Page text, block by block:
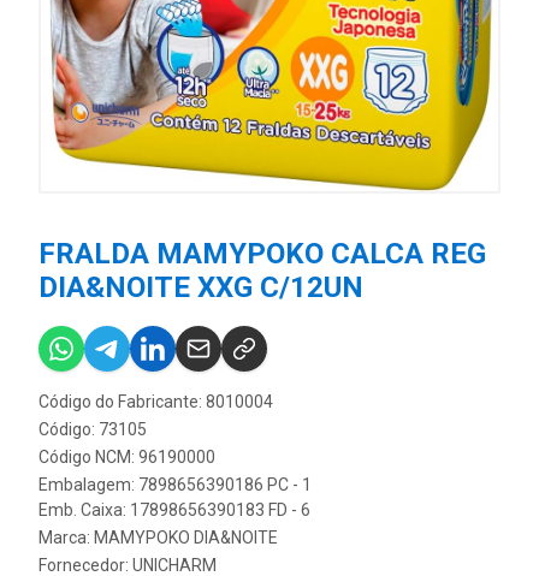
FRALDA MAMYPOKO CALCA REG
DIA&NOITE XXG C/12UN
Código do Fabricante: 8010004
Código: 73105
Código NCM: 96190000
Embalagem: 7898656390186 PC - 1
Emb. Caixa: 17898656390183 FD - 6
Marca: MAMYPOKO DIA&NOITE
Fornecedor: UNICHARM